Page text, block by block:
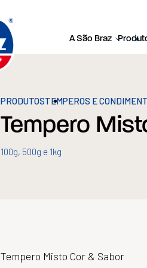
A São Braz
PRODUTOSTEMPEROS E
Tempero
100g, 500g e 1kg
Tempero Misto Cor & Sabor